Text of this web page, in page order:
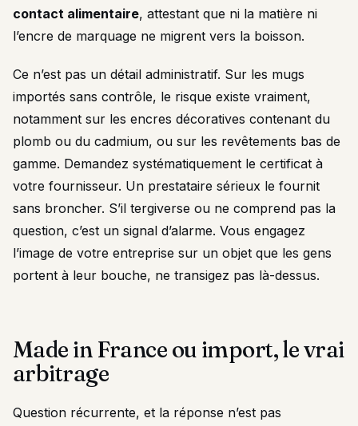
contact alimentaire, attestant que ni la matière ni
l’encre de marquage ne migrent vers la boisson.
Ce n’est pas un détail administratif. Sur les mugs
importés sans contrôle, le risque existe vraiment,
notamment sur les encres décoratives contenant du
plomb ou du cadmium, ou sur les revêtements bas de
gamme. Demandez systématiquement le certificat à
votre fournisseur. Un prestataire sérieux le fournit
sans broncher. S’il tergiverse ou ne comprend pas la
question, c’est un signal d’alarme. Vous engagez
l’image de votre entreprise sur un objet que les gens
portent à leur bouche, ne transigez pas là-dessus.
Made in France ou import, le vrai
arbitrage
Question récurrente, et la réponse n’est pas